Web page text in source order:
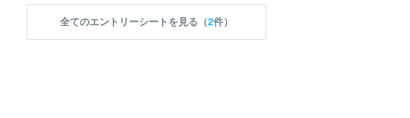
全てのエントリーシートを見る（2件）